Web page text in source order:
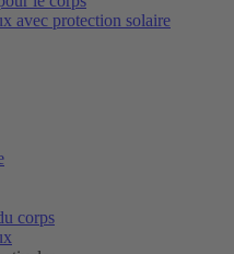
avec protection solaire
corps